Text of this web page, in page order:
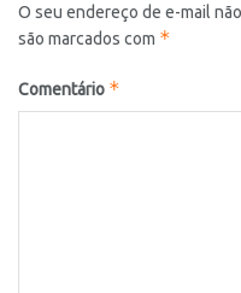
O seu endereço de e-mail
são marcados com *
Comentário *